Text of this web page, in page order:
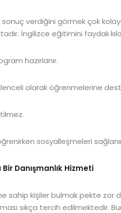
sonuç verdiğini görmek çok
İngilizce eğitimini faydalı
hazırlanır.
olarak öğrenmelerine
sosyalleşmeleri
Danışmanlık Hizmeti
sahip kişiler bulmak pekte zor
sıkça tercih edilmektedir.